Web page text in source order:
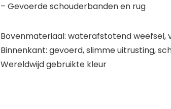
– Gevoerde schouderbanden en rug
Bovenmateriaal: waterafstotend
Binnenkant: gevoerd, slimme uitrusting,
Wereldwijd gebruikte kleur